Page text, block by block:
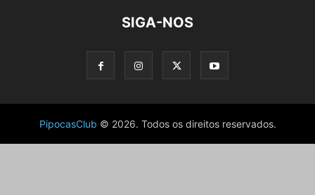
SIGA-NOS
PipocasClub © 2026. Todos os direitos reservados.